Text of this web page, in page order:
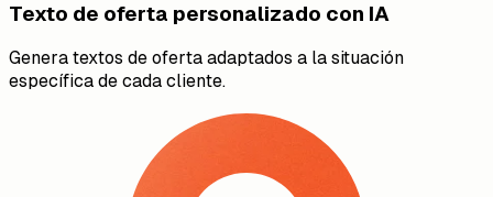
Texto de oferta personalizado con IA
Genera textos de oferta adaptados a la situación
específica de cada cliente.